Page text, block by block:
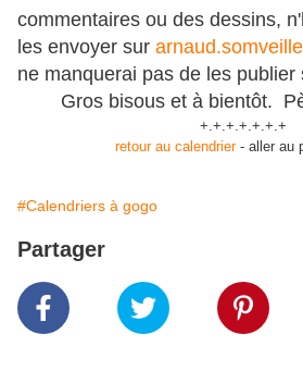
commentaires ou des dessins,
les envoyer sur
ne manquerai pas de les publier
Gros bisous et à bientôt.
+.+.+.+.+.+.+
retour au calendrier- aller au
#Calendriers à gogo
Partager